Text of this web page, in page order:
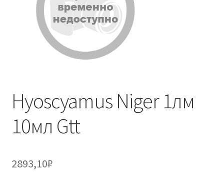
Мой аккаунт
Оформление заказа
Hyoscyamus Niger 1лм
10мл Gtt
2893,10₽